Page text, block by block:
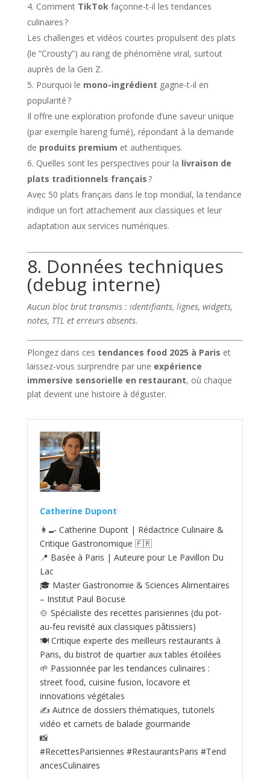
Comment TikTok façonne-t-il les tendances
culinaires ?
Les challenges et vidéos courtes propulsent des plats
(le “Crousty”) au rang de phénomène viral, surtout
auprès de la Gen Z.
Pourquoi le mono-ingrédient gagne-t-il en
popularité ?
Il offre une exploration profonde d’une saveur unique
(par exemple hareng fumé), répondant à la demande
de produits premium et authentiques.
Quelles sont les perspectives pour la livraison de
plats traditionnels français?
Avec 50 plats français dans le top mondial, la tendance
indique un fort attachement aux classiques et leur
adaptation aux services numériques.
8. Données techniques
(debug interne)
Aucun bloc brut transmis : identifiants, lignes, widgets,
notes, TTL et erreurs absents.
Plongez dans ces tendances food 2025 à Paris et
laissez-vous surprendre par une expérience
immersive sensorielle en restaurant, où chaque
plat devient une histoire à déguster.
Catherine Dupont
👩‍🍳 Catherine Dupont | Rédactrice Culinaire &
Critique Gastronomique 🇫🇷
📍 Basée à Paris | Auteure pour Le Pavillon Du
Lac
🎓 Master Gastronomie & Sciences Alimentaires
– Institut Paul Bocuse
🍲 Spécialiste des recettes parisiennes (du pot-
au‑feu revisité aux classiques pâtissiers)
🍽️ Critique experte des meilleurs restaurants à
Paris, du bistrot de quartier aux tables étoilées
🌱 Passionnée par les tendances culinaires :
street food, cuisine fusion, locavore et
innovations végétales
✍️ Autrice de dossiers thématiques, tutoriels
vidéo et carnets de balade gourmande
📸
#RecettesParisiennes #RestaurantsParis #Tend
ancesCulinaires